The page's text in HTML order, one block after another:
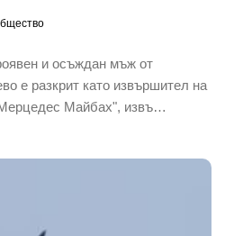
и осъждан мъж от
е разкрит като извършител на
Майбах", извъ…